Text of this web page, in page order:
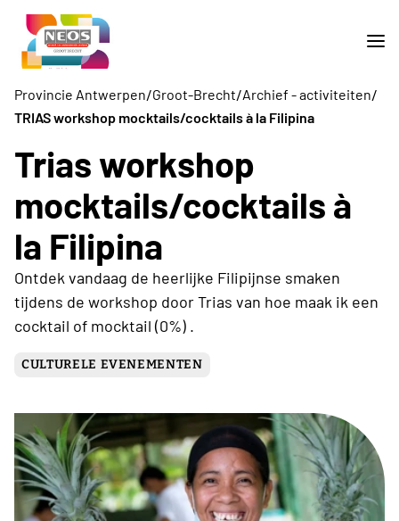
Provincie Antwerpen/Groot-Brecht/Archief - activiteiten/
TRIAS workshop mocktails/cocktails à la Filipina
Trias workshop
mocktails/cocktails à
la Filipina
Ontdek vandaag de heerlijke Filipijnse smaken
tijdens de workshop door Trias van hoe maak ik een
cocktail of mocktail (0%) .
CULTURELE EVENEMENTEN